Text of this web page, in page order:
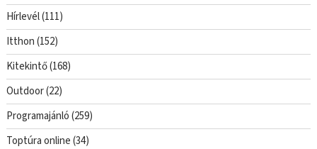
Hírlevél(111)
Itthon(152)
Kitekintő(168)
Outdoor(22)
Programajánló(259)
Toptúra online(34)